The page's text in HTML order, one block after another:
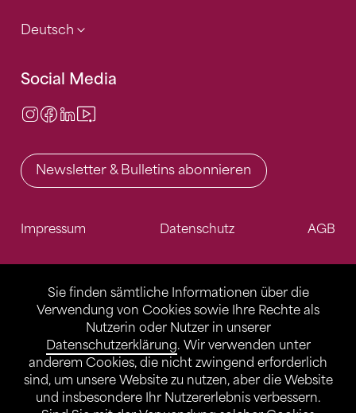
Sie finden sämtliche Informationen über die
Verwendung von Cookies sowie Ihre Rechte als
Nutzerin oder Nutzer in unserer
Datenschutzerklärung. Wir verwenden unter
anderem Cookies, die nicht zwingend erforderlich
sind, um unsere Website zu nutzen, aber die Website
und insbesondere Ihr Nutzererlebnis verbessern.
Deutsch
Social Media
Instagram
Facebook
LinkedIn
Newsletter & Bulletins abonnieren
Impressum Datenschutz AGB